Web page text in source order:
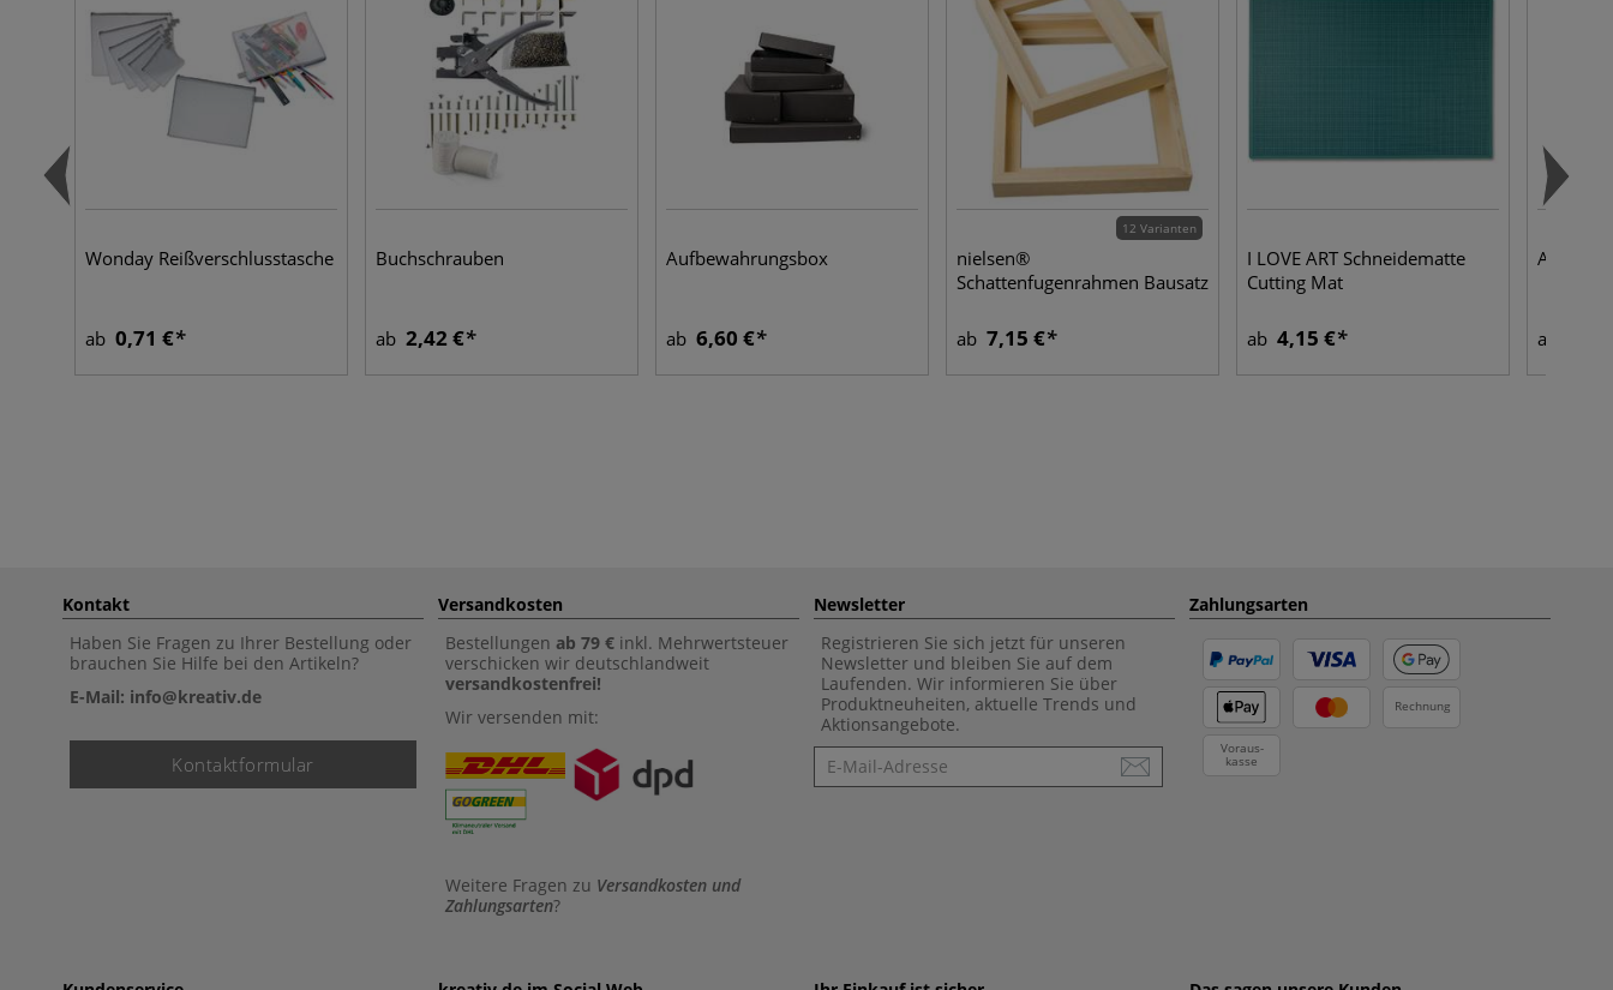
Wonday Reißverschlusstasche
ab 0,71 €
Buchschrauben
ab 2,42 €
Aufbewahrungsbox
ab 6,60 €
12 Varianten
nielsen®
Schattenfugenrahmen Bausatz
ab 7,15 €
I LOVE ART Schneidematte
Cutting Mat
ab 4,15 €
APLI
ab
Kontakt
Haben Sie Fragen zu Ihrer Bestellung oder
brauchen Sie Hilfe bei den Artikeln?
E-Mail: info@kreativ.de
Kontaktformular
Versandkosten
Bestellungen ab 79 € inkl. Mehrwertsteuer
verschicken wir deutschlandweit
versandkostenfrei!
Wir versenden mit:
Weitere Fragen zu Versandkosten und
Zahlungsarten?
Newsletter
Registrieren Sie sich jetzt für unseren
Newsletter und bleiben Sie auf dem
Laufenden. Wir informieren Sie über
Produktneuheiten, aktuelle Trends und
Aktionsangebote.
Newsletter
Zahlungsarten
Rechnung
Voraus-
kasse